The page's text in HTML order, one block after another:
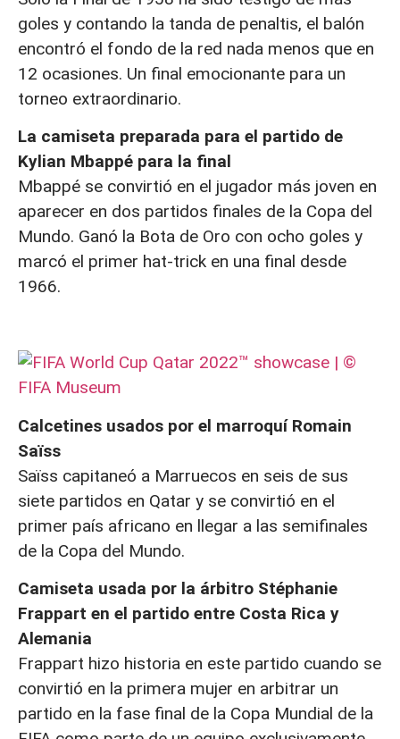
goles y contando la tanda de penaltis, el balón
encontró el fondo de la red nada menos que en
12 ocasiones. Un final emocionante para un
torneo extraordinario.
La camiseta preparada para el partido de
Kylian Mbappé para la final
Mbappé se convirtió en el jugador más joven en
aparecer en dos partidos finales de la Copa del
Mundo. Ganó la Bota de Oro con ocho goles y
marcó el primer hat-trick en una final desde
1966.
Calcetines usados por el marroquí Romain
Saïss
Saïss capitaneó a Marruecos en seis de sus
siete partidos en Qatar y se convirtió en el
primer país africano en llegar a las semifinales
de la Copa del Mundo.
Camiseta usada por la árbitro Stéphanie
Frappart en el partido entre Costa Rica y
Alemania
Frappart hizo historia en este partido cuando se
convirtió en la primera mujer en arbitrar un
partido en la fase final de la Copa Mundial de la